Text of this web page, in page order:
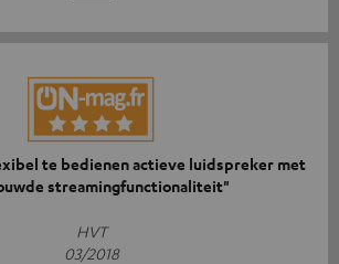
te bedienen actieve luidspreker met
streamingfunctionaliteit"
HVT
03/2018